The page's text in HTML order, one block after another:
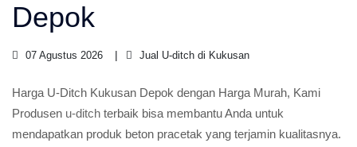
Depok
07 Agustus 2026 Jual U-ditch di Kukusan
Harga U-Ditch Kukusan Depok dengan Harga Murah, Kami
Produsen u-ditch terbaik bisa membantu Anda untuk
mendapatkan produk beton pracetak yang terjamin kualitasnya.